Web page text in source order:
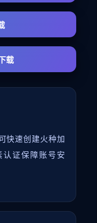
载
快速创建火种加
证保障账号安